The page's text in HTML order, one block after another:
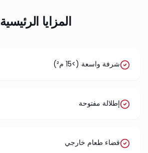
المزايا الرئيسية
شرفة واسعة (>15 م²)
إطلالة مفتوحة
فضاء طعام خارجي